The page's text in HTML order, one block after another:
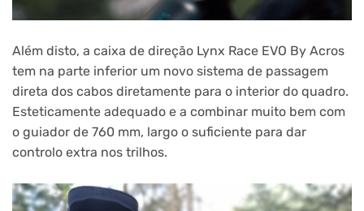
Além disto, a caixa de direção Lynx Race EVO By Acros
tem na parte inferior um novo sistema de passagem
direta dos cabos diretamente para o interior do quadro.
Esteticamente adequado e a combinar muito bem com
o guiador de 760 mm, largo o suficiente para dar
controlo extra nos trilhos.